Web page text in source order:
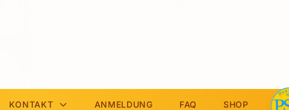
KONTAKT ANMELDUNG FAQ SHOP